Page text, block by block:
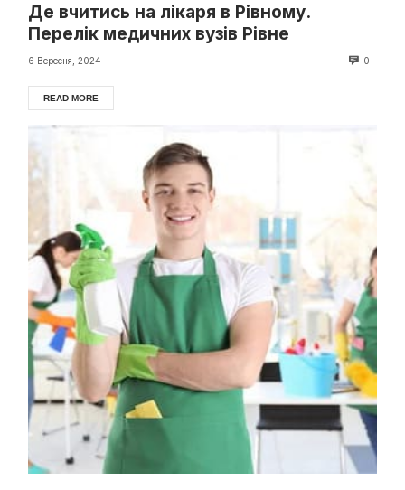
Де вчитись на лікаря в Рівному.
Перелік медичних вузів Рівне
6 Вересня, 2024 0
READ MORE